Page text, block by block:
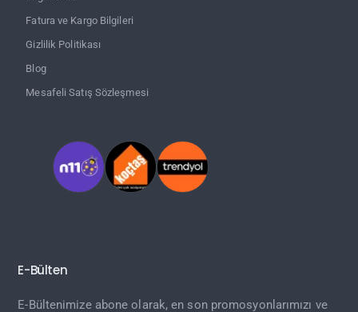
Fatura ve Kargo Bilgileri
Gizlilik Politikası
Blog
Mesafeli Satış Sözleşmesi
E-Bülten
E-Bültenimize abone olarak, en son promosyonlarımızı ve